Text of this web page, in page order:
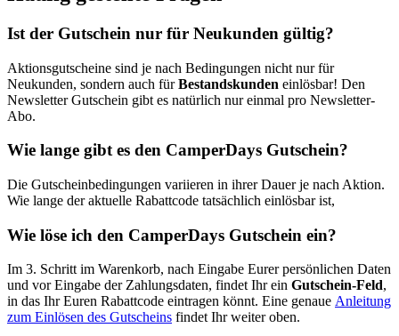
Ist der Gutschein nur für Neukunden gültig?
Aktionsgutscheine sind je nach Bedingungen nicht nur für
Neukunden, sondern auch fürBestandskunden einlösbar! Den
Newsletter Gutschein gibt es natürlich nur einmal pro Newsletter-
Abo.
Wie lange gibt es den CamperDays Gutschein?
Die Gutscheinbedingungen variieren in ihrer Dauer je nach Aktion.
Wie lange der aktuelle Rabattcode tatsächlich einlösbar ist,
Wie löse ich den CamperDays Gutschein ein?
Im 3. Schritt im Warenkorb, nach Eingabe Eurer persönlichen Daten
und vor Eingabe der Zahlungsdaten, findet Ihr ein Gutschein-Feld,
in das Ihr Euren Rabattcode eintragen könnt. Eine genaue Anleitung
zum Einlösen des Gutscheins findet Ihr weiter oben.